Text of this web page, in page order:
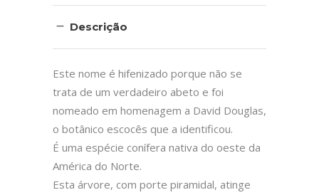
Descrição
Este nome é hifenizado porque não se
trata de um verdadeiro abeto e foi
nomeado em homenagem a David Douglas,
o botânico escocês que a identificou.
É uma espécie conífera nativa do oeste da
América do Norte.
Esta árvore, com porte piramidal, atinge